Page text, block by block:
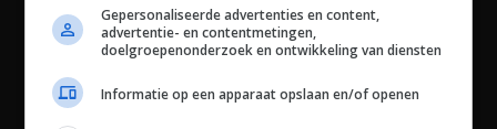
Gepersonaliseerde advertenties en content,
advertentie- en contentmetingen,
doelgroepenonderzoek en ontwikkeling van diensten
Informatie op een apparaat opslaan en/of openen